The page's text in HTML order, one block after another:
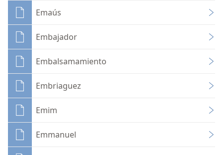
Emaús
Embajador
Embalsamamiento
Embriaguez
Emim
Emmanuel